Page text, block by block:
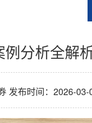
分析全解
发布时间：2026-